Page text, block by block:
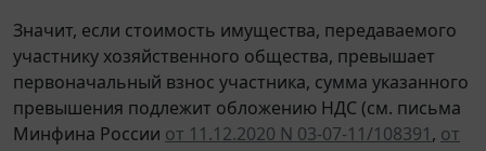
Значит, если стоимость имущества, передаваемого
участнику хозяйственного общества, превышает
первоначальный взнос участника, сумма указанного
превышения подлежит обложению НДС (см. письма
Минфина России от 11.12.2020 N 03-07-11/108391, от